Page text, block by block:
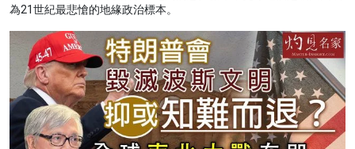
為21世紀最悲愴的地緣政治標本。